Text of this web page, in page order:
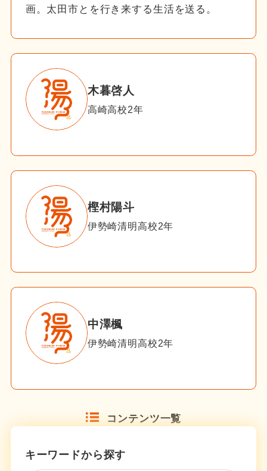
画。太田市とを行き来する生活を送る。
木暮啓人
高崎高校2年
樫村陽斗
伊勢崎清明高校2年
中澤楓
伊勢崎清明高校2年
コンテンツ一覧
キーワードから探す